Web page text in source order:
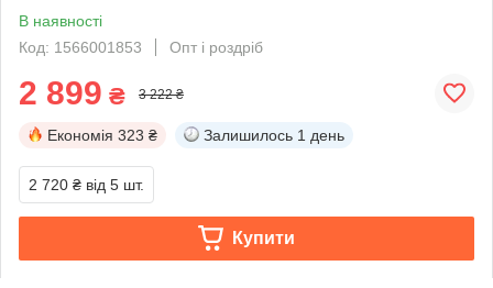
В наявності
Код: 1566001853
Опт і роздріб
2 899 ₴ 3 222 ₴
Економія 323 ₴ Залишилось 1 день
2 720 ₴ від 5 шт.
Купити